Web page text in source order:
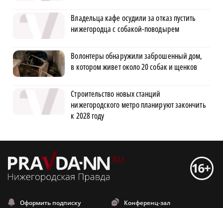
Владельца кафе осудили за отказ пустить
нижегородца с собакой-поводырем
Волонтеры обнаружили заброшенный дом,
в котором живет около 20 собак и щенков
Строительство новых станций
нижегородского метро планируют закончить
к 2028 году
Оформить подписку Конференц-зал